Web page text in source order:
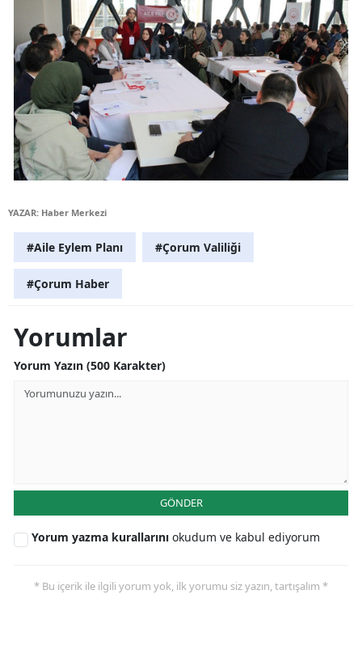
Kahramanmaraş
Mardin
Muğla
Tokat
Şanlıurfa
YAZAR: Haber Merkezi
#Aile Eylem Planı #Çorum Valiliği
#Çorum Haber
Yorumlar
Yorum Yazın (500 Karakter)
GÖNDER
Yorum yazma kurallarını okudum ve kabul ediyorum
* Bu içerik ile ilgili yorum yok, ilk yorumu siz yazın, tartışalım *